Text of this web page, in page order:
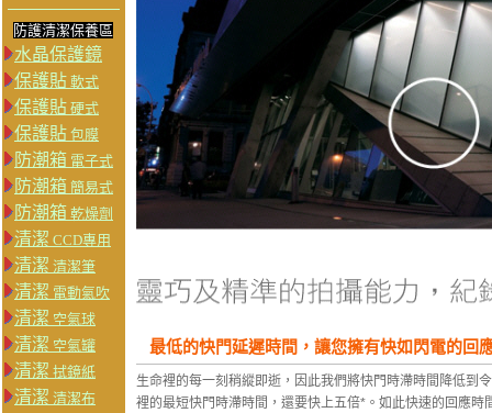
防護清潔保養區
水晶保護鏡
保護貼 軟式
保護貼 硬式
保護貼 包膜
防潮箱 電子式
防潮箱 簡易式
防潮箱 乾燥劑
清潔 CCD專用
清潔 清潔筆
清潔 電動氣吹
清潔 空氣球
清潔 空氣罐
清潔 拭鏡紙
清潔 清潔布
最低的快門延遲時間，讓您擁有快如閃電的回
生命裡的每一刻稍縱即逝，因此我們將快門時滯時間降低
裡的最短快門時滯時間，還要快上五倍*。如此快速的回應